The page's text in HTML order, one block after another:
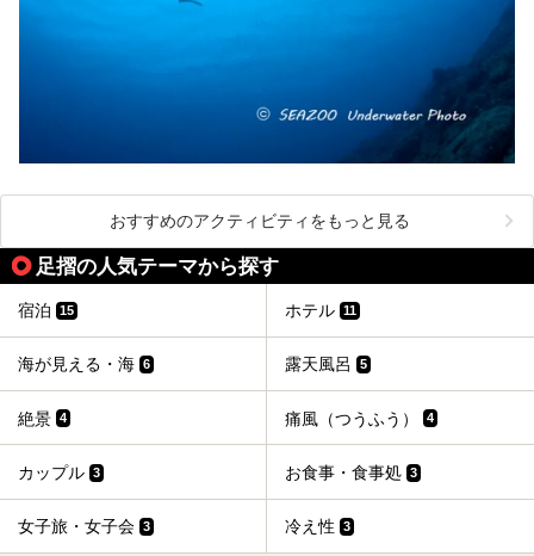
おすすめのアクティビティをもっと見る
足摺の人気テーマから探す
宿泊 15 ホテル 11
海が見える・海 6 露天風呂 5
絶景 4 痛風（つうふう） 4
カップル 3 お食事・食事処 3
女子旅・女子会 3 冷え性 3